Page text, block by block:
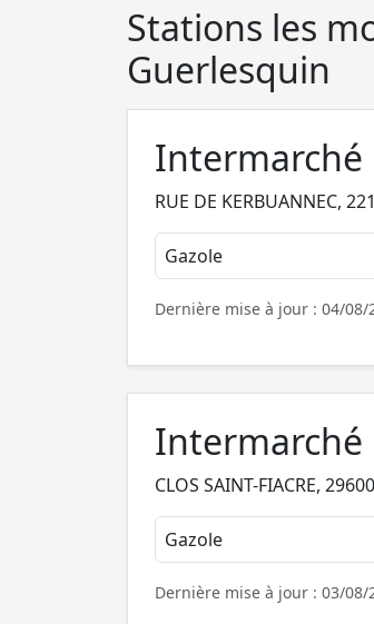
Stations les
Guerlesquin
Intermarché
RUE DE KERBUANNEC,
Gazole
Dernière mise à jour : 04/08/
Intermarché
CLOS SAINT-FIACRE,
Gazole
Dernière mise à jour : 03/08/